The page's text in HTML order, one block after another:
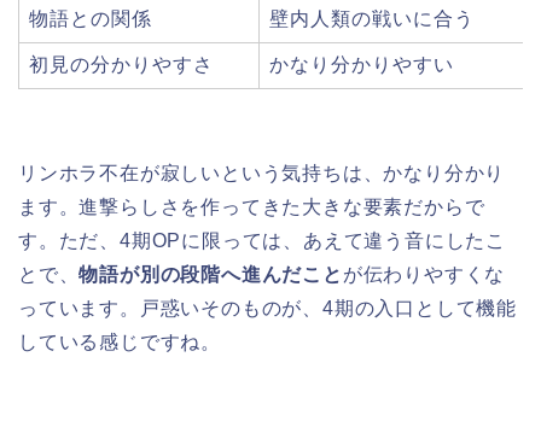
物語との関係 壁内人類の戦いに合う
初見の分かりやすさ かなり分かりやすい
リンホラ不在が寂しいという気持ちは、かなり分かり
ます。進撃らしさを作ってきた大きな要素だからで
す。ただ、4期OPに限っては、あえて違う音にしたこ
とで、物語が別の段階へ進んだこと が伝わりやすくな
っています。戸惑いそのものが、4期の入口として機能
している感じですね。